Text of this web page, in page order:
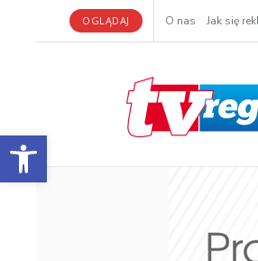
Otwórz pasek narzędzi
OGLĄDAJ O nas Jak się